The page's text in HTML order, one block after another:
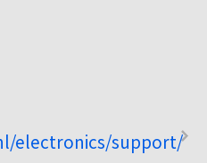
electronics/support/